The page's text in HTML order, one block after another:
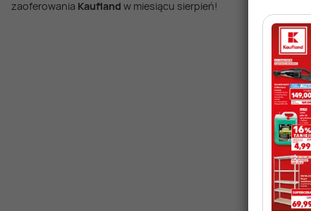
zaoferowania Kaufland w miesiącu sierpień!